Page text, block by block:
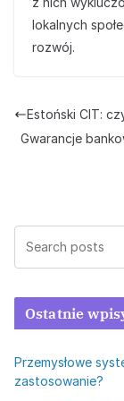
lokalnych
rozwój.
Estoński CIT:
Gwarancje
Ostatnie
Przemysłowe
zastosowanie?